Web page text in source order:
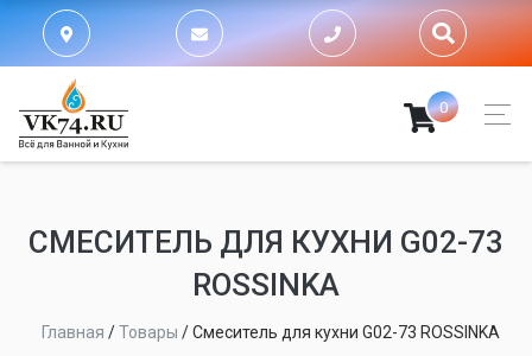
0
СМЕСИТЕЛЬ ДЛЯ КУХНИ G02-73
ROSSINKA
Главная /Товары /Смеситель для кухни G02-73 ROSSINKA